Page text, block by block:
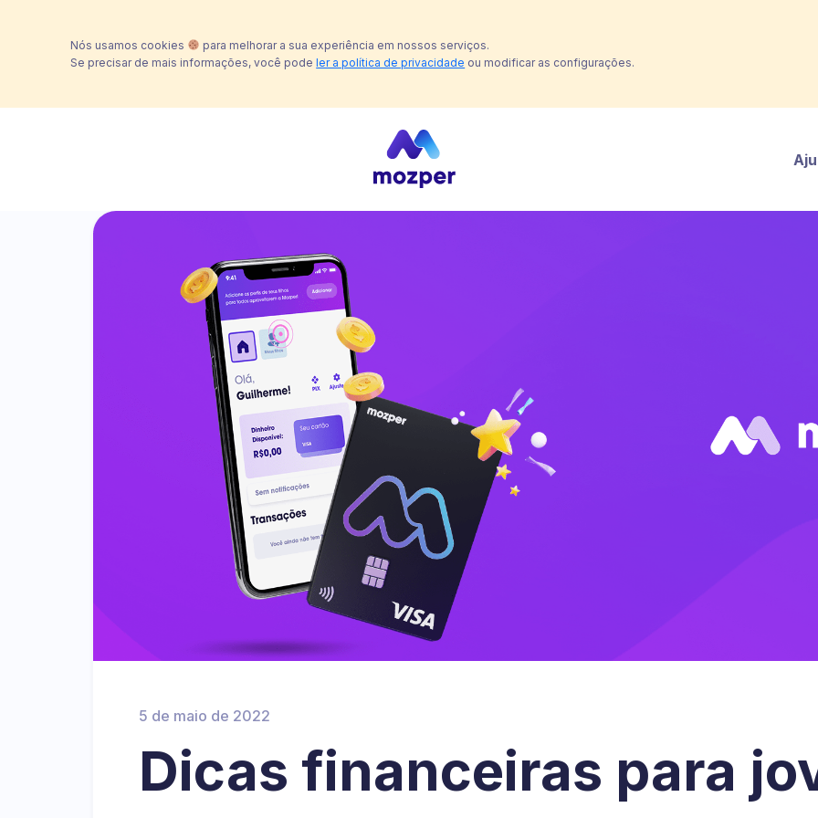
Nós usamos cookies
para melhorar a sua experiência em nossos serviços.
Se precisar de mais informações, você podeler a política de privacidade ou modificar as configurações.
5 de maio de 2022
Dicas financeiras para